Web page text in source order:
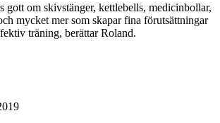
gott om skivstänger, kettlebells, medicinbollar,
mycket mer som skapar fina förutsättningar
träning, berättar Roland.